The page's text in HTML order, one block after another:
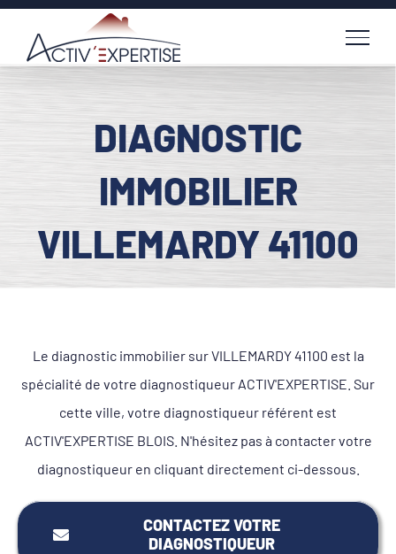
Passer
contenu
DIAGNOSTIC
IMMOBILIER
VILLEMARDY 41100
Le diagnostic immobilier sur VILLEMARDY 41100 est la
spécialité de votre diagnostiqueur ACTIV'EXPERTISE. Sur
cette ville, votre diagnostiqueur référent est
ACTIV'EXPERTISE BLOIS. N'hésitez pas à contacter votre
diagnostiqueur en cliquant directement ci-dessous.
CONTACTEZ VOTRE
DIAGNOSTIQUEUR